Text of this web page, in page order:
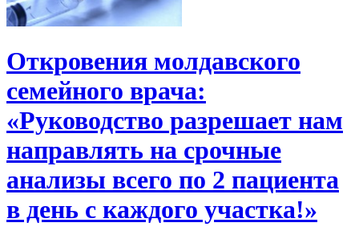
Откровения молдавского
семейного врача:
«Руководство разрешает нам
направлять на срочные
анализы всего по 2 пациента
в день с каждого участка!»